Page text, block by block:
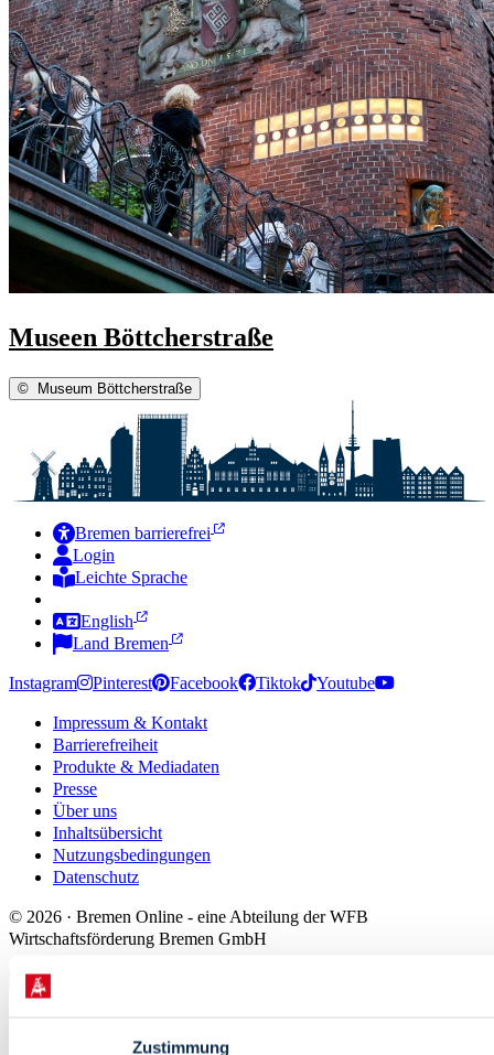
Zustimmung
Museen Böttcherstraße
© Museum Böttcherstraße
Bremen barrierefrei
Login
Leichte Sprache
English
Land Bremen
Instagram Pinterest Facebook Tiktok Youtube
Impressum & Kontakt
Barrierefreiheit
Produkte & Mediadaten
Presse
Über uns
Inhaltsübersicht
Nutzungsbedingungen
Datenschutz
© 2026 · Bremen Online - eine Abteilung der WFB
Wirtschaftsförderung Bremen GmbH